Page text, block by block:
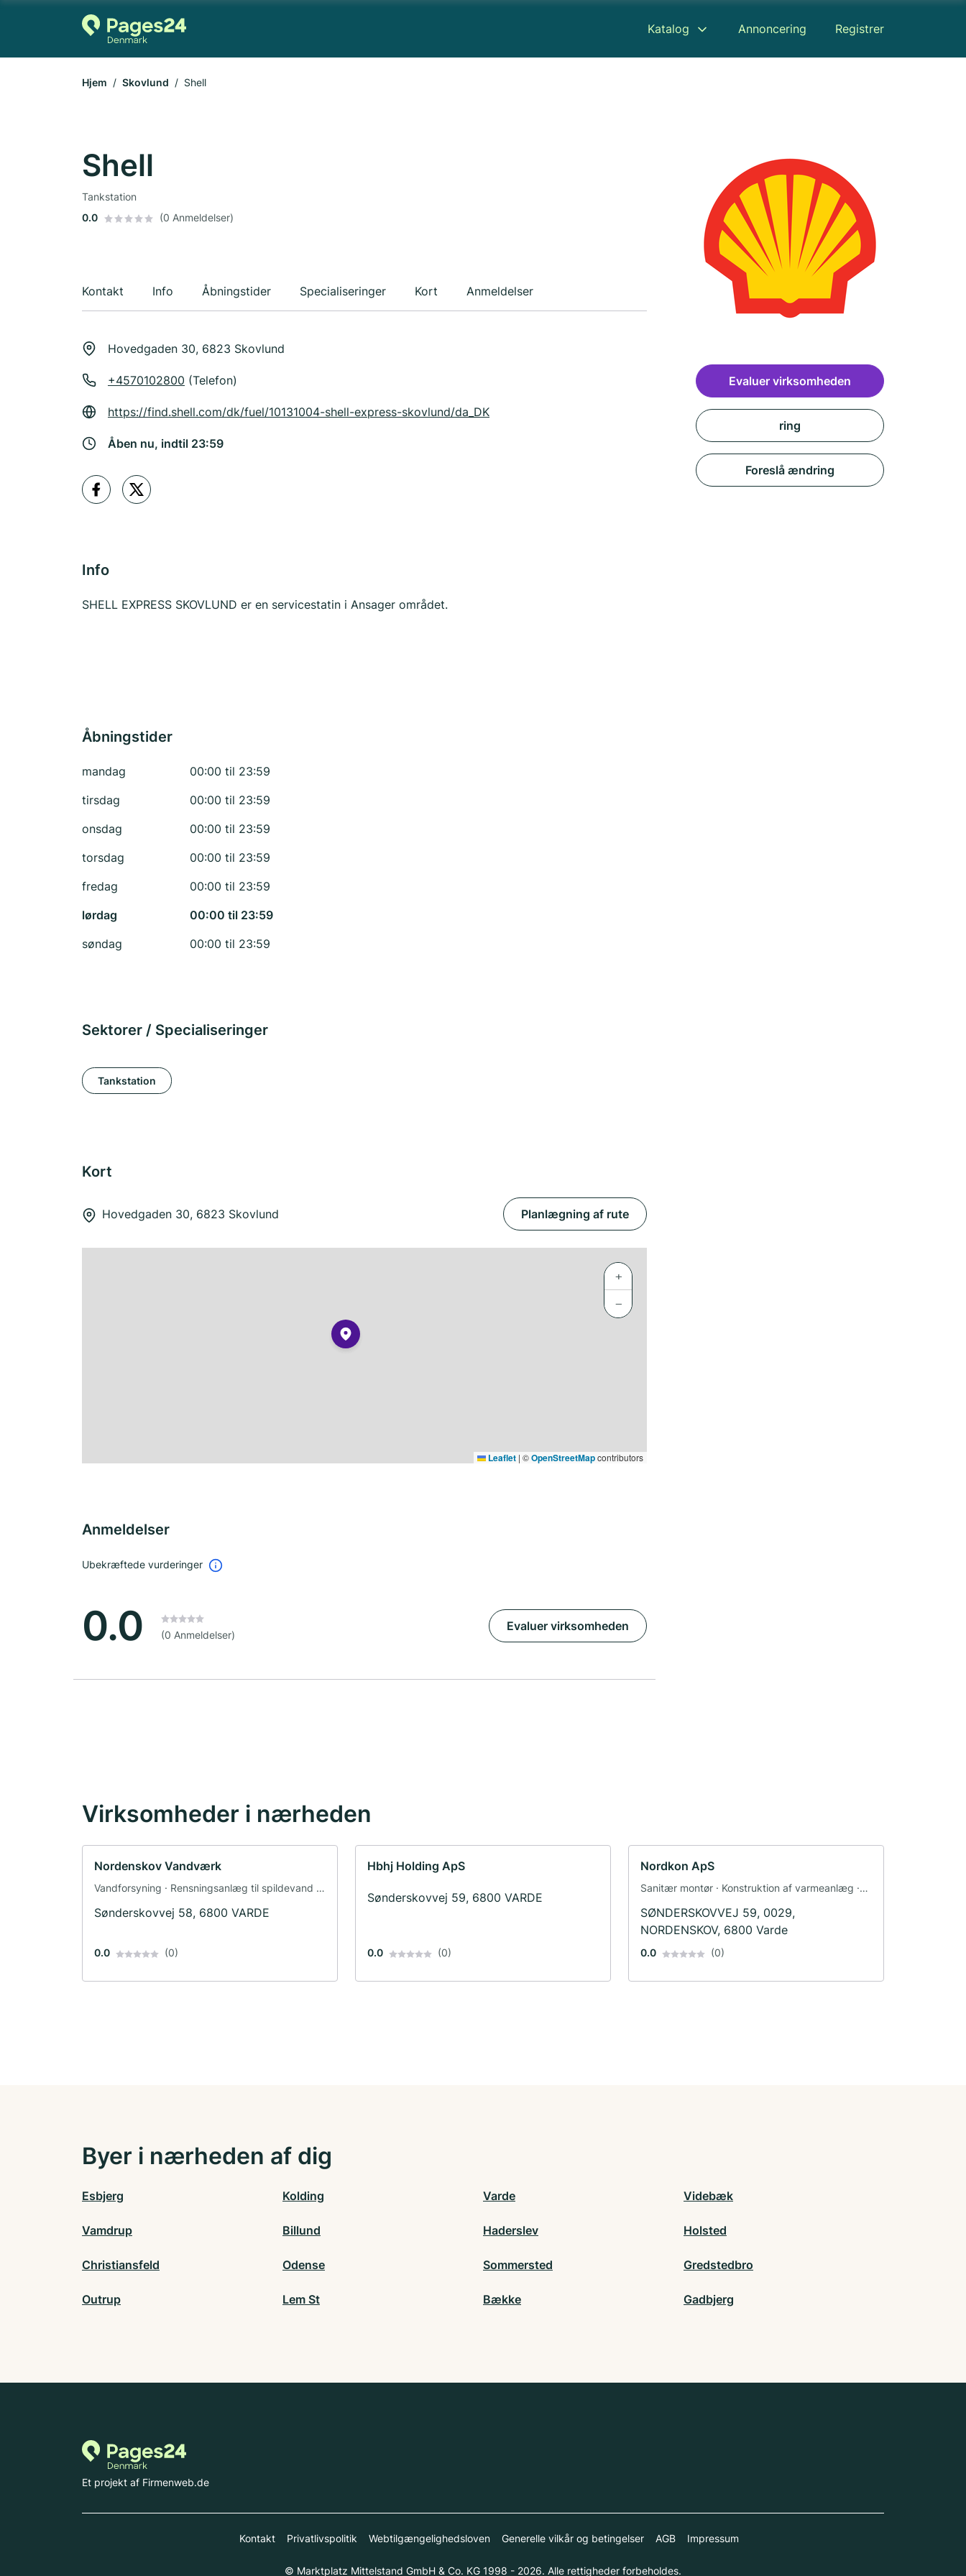
Katalog Annoncering Registrer
Hjem Skovlund Shell
Shell
Tankstation
0.0
(0 Anmeldelser)
Kontakt Info Åbningstider Specialiseringer Kort Anmeldelser
Hovedgaden 30, 6823 Skovlund
+4570102800 (Telefon)
https://find.shell.com/dk/fuel/10131004-shell-express-skovlund/da_DK
Åben nu, indtil 23:59
Info
SHELL EXPRESS SKOVLUND er en servicestatin i Ansager området.
Åbningstider
mandag
00:00 til 23:59
tirsdag
00:00 til 23:59
onsdag
00:00 til 23:59
torsdag
00:00 til 23:59
fredag
00:00 til 23:59
lørdag
00:00 til 23:59
søndag
00:00 til 23:59
Sektorer / Specialiseringer
Tankstation
Kort
Hovedgaden 30, 6823 Skovlund Planlægning af rute
+
−
Leaflet | ©OpenStreetMapcontributors
Anmeldelser
Ubekræftede vurderinger
0.0 (0 Anmeldelser)
Evaluer virksomheden
Evaluer virksomheden
ring
Foreslå ændring
Virksomheder i nærheden
Nordenskov Vandværk
Vandforsyning · Rensningsanlæg til spildevand ·
Sønderskovvej 58, 6800 VARDE
0.0 (0)
Hbhj Holding ApS
Sønderskovvej 59, 6800 VARDE
0.0 (0)
Nordkon ApS
Sanitær montør · Konstruktion af varmeanlæg ·
SØNDERSKOVVEJ 59, 0029,
NORDENSKOV, 6800 Varde
0.0 (0)
Byer i nærheden af dig
Esbjerg Kolding Varde Videbæk
Vamdrup Billund Haderslev Holsted
Christiansfeld Odense Sommersted Gredstedbro
Outrup Lem St Bække Gadbjerg
Et projekt af Firmenweb.de
Kontakt Privatlivspolitik Webtilgængelighedsloven Generelle vilkår og betingelser AGB Impressum
© Marktplatz Mittelstand GmbH & Co. KG 1998 - 2026. Alle rettigheder forbeholdes.